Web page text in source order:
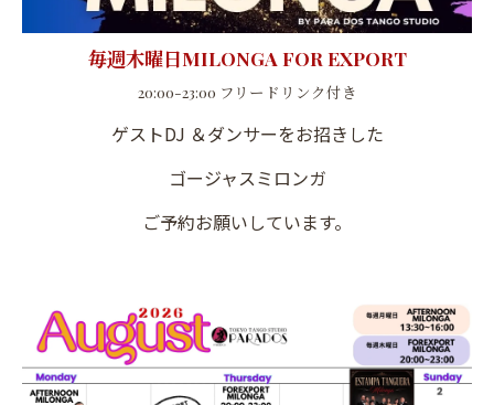
毎週木曜日MILONGA FOR EXPORT
20:00-23:00 フリードリンク付き
ゲストDJ ＆ダンサーをお招きした
ゴージャスミロンガ
ご予約お願いしています。